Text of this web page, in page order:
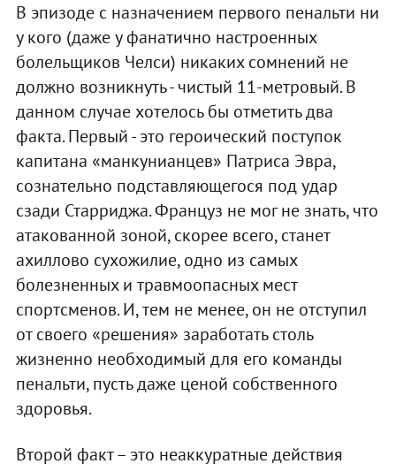
В эпизоде с назначением первого пенальти ни
у кого (даже у фанатично настроенных
болельщиков Челси) никаких сомнений не
должно возникнуть - чистый 11-метровый. В
данном случае хотелось бы отметить два
факта. Первый - это героический поступок
капитана «манкунианцев» Патриса Эвра,
сознательно подставляющегося под удар
сзади Старриджа. Француз не мог не знать, что
атакованной зоной, скорее всего, станет
ахиллово сухожилие, одно из самых
болезненных и травмоопасных мест
спортсменов. И, тем не менее, он не отступил
от своего «решения» заработать столь
жизненно необходимый для его команды
пенальти, пусть даже ценой собственного
здоровья.
Второй факт – это неаккуратные действия